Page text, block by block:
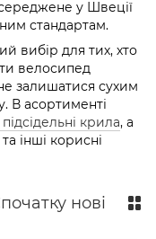
у Швеції
стандартам.
вибір для тих, хто
велосипед
залишатися сухим
В асортименті
підсідельні крила, а
інші корисні
нові